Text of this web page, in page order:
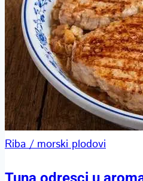
Riba / morski plodovi